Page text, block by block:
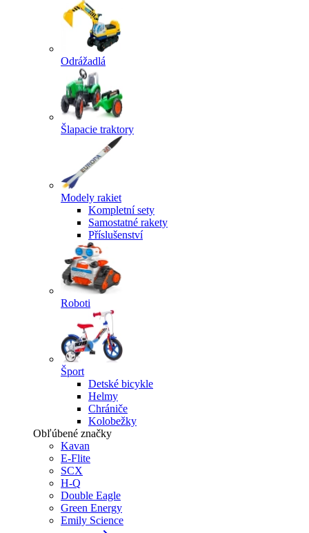
Odrážadlá
Šlapacie traktory
Modely rakiet
Kompletní sety
Samostatné rakety
Příslušenství
Roboti
Šport
Detské bicykle
Helmy
Chrániče
Kolobežky
Obľúbené značky
Kavan
E-Flite
SCX
H-Q
Double Eagle
Green Energy
Emily Science